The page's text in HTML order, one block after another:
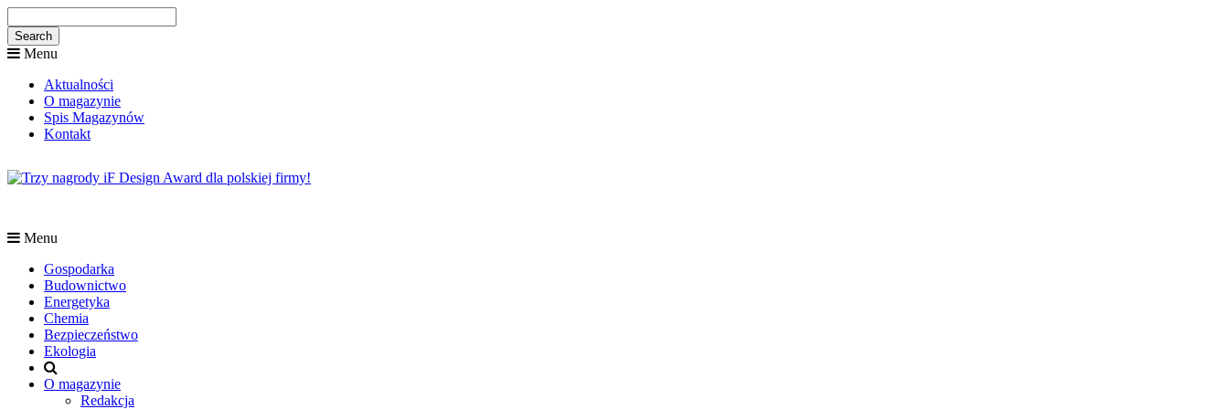
Menu
Aktualności
O magazynie
Spis Magazynów
Kontakt
Menu
Gospodarka
Budownictwo
Energetyka
Chemia
Bezpieczeństwo
Ekologia
O magazynie
Redakcja